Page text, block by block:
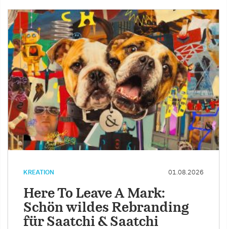
KREATION 01.08.2026
Here To Leave A Mark:
Schön wildes Rebranding
für Saatchi & Saatchi